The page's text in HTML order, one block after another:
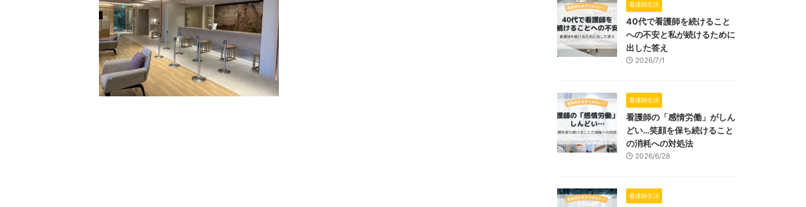
看護師生活
40代で看護師を続けること
への不安と私が続けるために
出した答え
2026/7/1
看護師生活
看護師の「感情労働」がしん
どい…笑顔を保ち続けること
の消耗への対処法
2026/6/28
看護師生活